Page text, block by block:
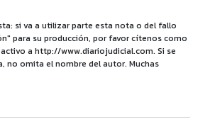
si va a utilizar parte esta nota o del fallo
para su producción, por favor cítenos como
a http://www.diariojudicial.com. Si se
no omita el nombre del autor. Muchas